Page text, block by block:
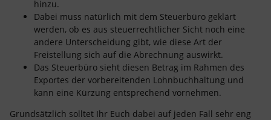
hinzu.
Dabei muss natürlich mit dem Steuerbüro geklärt
werden, ob es aus steuerrechtlicher Sicht noch eine
andere Unterscheidung gibt, wie diese Art der
Freistellung sich auf die Abrechnung auswirkt.
Das Steuerbüro sieht diesen Betrag im Rahmen des
Exportes der vorbereitenden Lohnbuchhaltung und
kann eine Kürzung entsprechend vornehmen.
Grundsätzlich solltet Ihr Euch dabei auf jeden Fall sehr eng